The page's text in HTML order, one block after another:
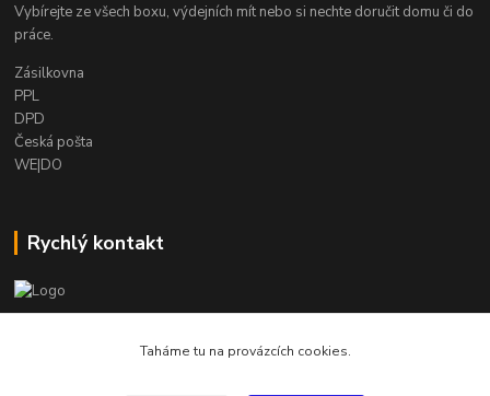
Vybírejte ze všech boxu, výdejních mít nebo si nechte doručit domu či do
práce.
Zásilkovna
PPL
DPD
Česká pošta
WE|DO
Rychlý kontakt
info@armygalanterie.czTaháme tu na provázcích cookies.